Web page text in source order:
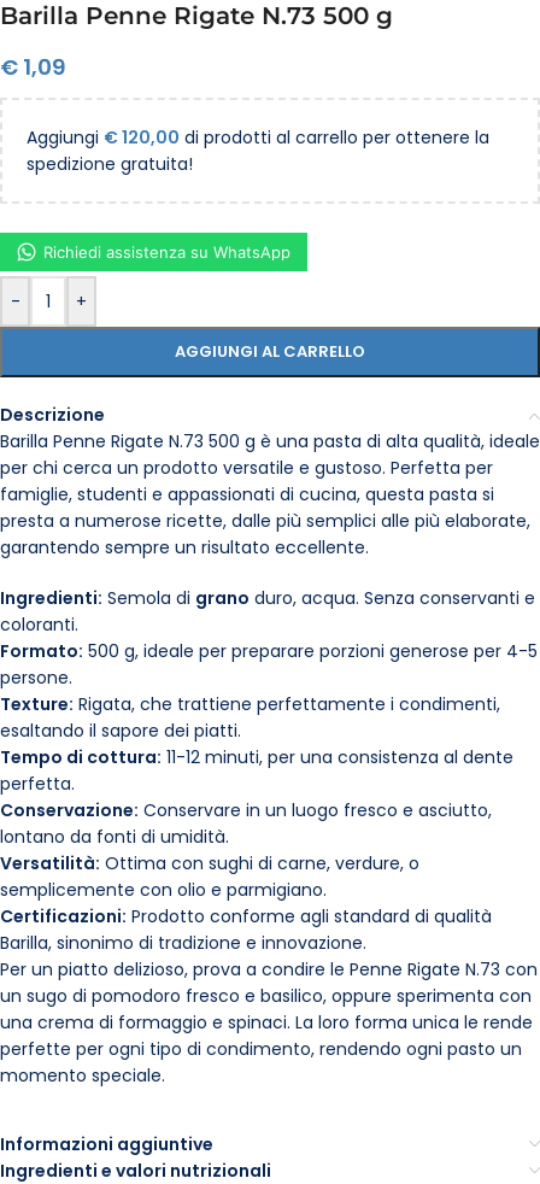
Barilla Penne Rigate N.73 500 g
€ 1,09
Aggiungi €120,00 di prodotti al carrello per ottenere la
spedizione gratuita!
- +
AGGIUNGI AL CARRELLO
Richiedi assistenza su WhatsApp
Descrizione
Barilla Penne Rigate N.73 500 g è una pasta di alta qualità, ideale
per chi cerca un prodotto versatile e gustoso. Perfetta per
famiglie, studenti e appassionati di cucina, questa pasta si
presta a numerose ricette, dalle più semplici alle più elaborate,
garantendo sempre un risultato eccellente.
Ingredienti: Semola di grano duro, acqua. Senza conservanti e
coloranti.
Formato: 500 g, ideale per preparare porzioni generose per 4-5
persone.
Texture: Rigata, che trattiene perfettamente i condimenti,
esaltando il sapore dei piatti.
Tempo di cottura: 11-12 minuti, per una consistenza al dente
perfetta.
Conservazione: Conservare in un luogo fresco e asciutto,
lontano da fonti di umidità.
Versatilità: Ottima con sughi di carne, verdure, o
semplicemente con olio e parmigiano.
Certificazioni: Prodotto conforme agli standard di qualità
Barilla, sinonimo di tradizione e innovazione.
Per un piatto delizioso, prova a condire le Penne Rigate N.73 con
un sugo di pomodoro fresco e basilico, oppure sperimenta con
una crema di formaggio e spinaci. La loro forma unica le rende
perfette per ogni tipo di condimento, rendendo ogni pasto un
momento speciale.
Informazioni aggiuntive
Ingredienti e valori nutrizionali